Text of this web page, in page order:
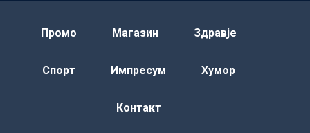
Промо Магазин Здравје
Спорт Импресум Хумор
Контакт